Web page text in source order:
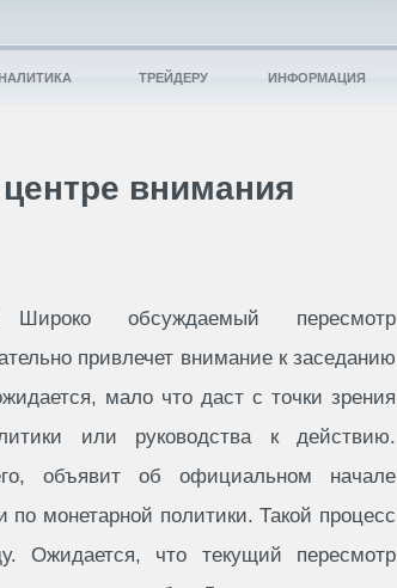
внимания
Широко обсуждаемый пересмотр
привлечет внимание к заседанию
мало что даст с точки зрения
или руководства к действию.
объявит об официальном начале
по монетарной политики. Такой процесс
Ожидается, что текущий пересмотр
ТРЕЙДЕРУ ИНФОРМАЦИЯ